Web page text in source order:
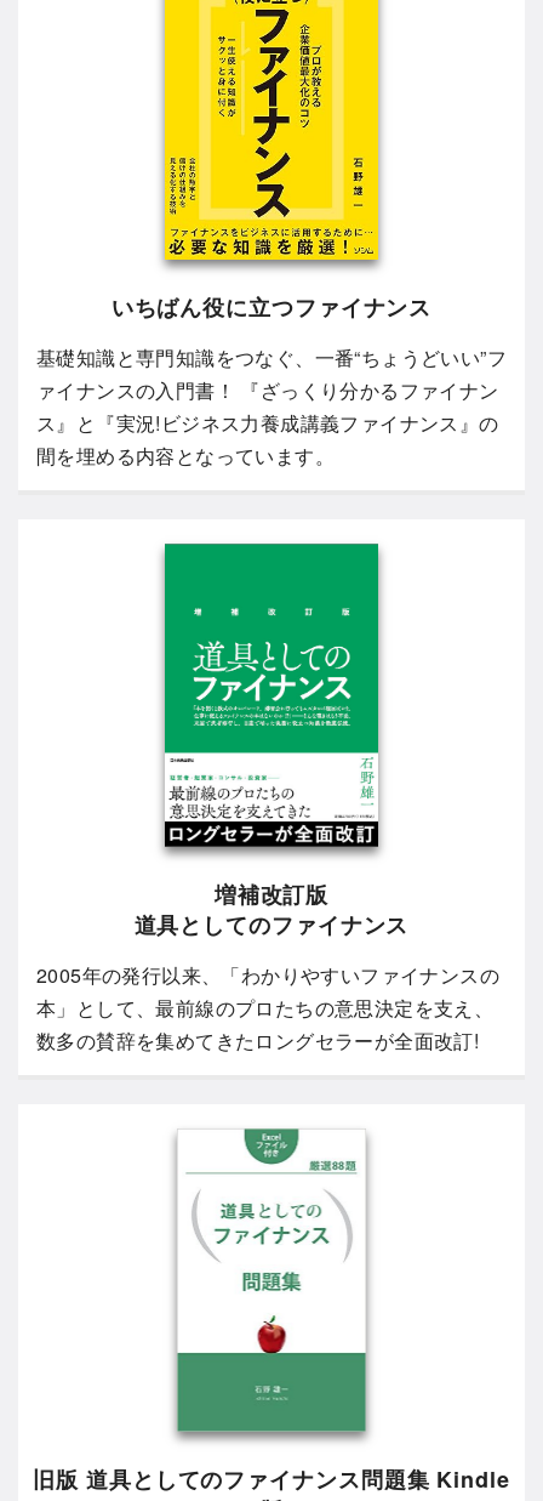
いちばん役に立つファイナンス
基礎知識と専門知識をつなぐ、一番“ちょうどいい”フ
ァイナンスの入門書！ 『ざっくり分かるファイナン
ス』と『実況!ビジネス力養成講義ファイナンス』の
間を埋める内容となっています。
増補改訂版
道具としてのファイナンス
2005年の発行以来、「わかりやすいファイナンスの
本」として、最前線のプロたちの意思決定を支え、
数多の賛辞を集めてきたロングセラーが全面改訂!
旧版 道具としてのファイナンス問題集 Kindle